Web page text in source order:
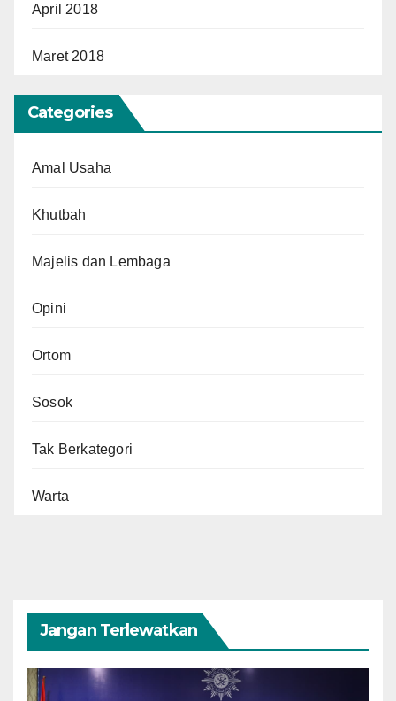
April 2018
Maret 2018
Categories
Amal Usaha
Khutbah
Majelis dan Lembaga
Opini
Ortom
Sosok
Tak Berkategori
Warta
Jangan Terlewatkan